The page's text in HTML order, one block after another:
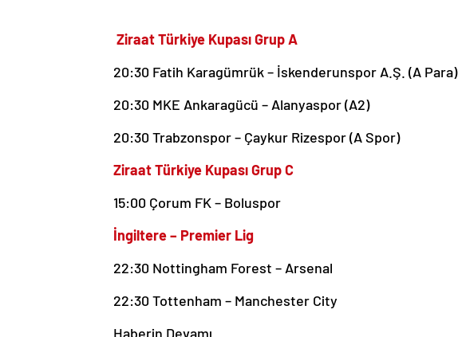
ZiraatTürkiye Kupası Grup A
20:30 Fatih Karagümrük – İskenderunspor A.Ş. (A Para)
20:30 MKE Ankaragücü – Alanyaspor (A2)
20:30 Trabzonspor – Çaykur Rizespor (A Spor)
Ziraat Türkiye Kupası Grup C
15:00 Çorum FK – Boluspor
İngiltere – Premier Lig
22:30 Nottingham Forest – Arsenal
22:30 Tottenham – Manchester City
Haberin Devamı